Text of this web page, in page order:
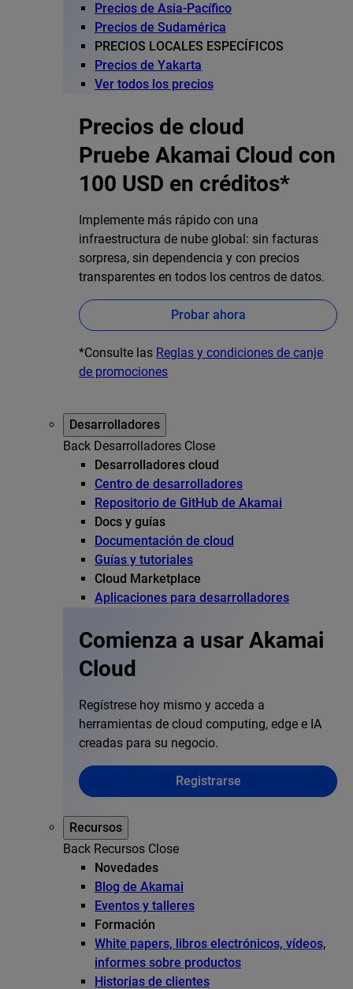
Precios de Asia-Pacífico
Precios de Sudamérica
PRECIOS LOCALES ESPECÍFICOS
Precios de Yakarta
Ver todos los precios
Precios de cloud
Pruebe Akamai Cloud con
100 USD en créditos*
Implemente más rápido con una
infraestructura de nube global: sin facturas
sorpresa, sin dependencia y con precios
transparentes en todos los centros de datos.
Probar ahora
*Consulte las Reglas y condiciones de canje
de promociones
Desarrolladores
Back Desarrolladores Close
Desarrolladores cloud
Centro de desarrolladores
Repositorio de GitHub de Akamai
Docs y guías
Documentación de cloud
Guías y tutoriales
Cloud Marketplace
Aplicaciones para desarrolladores
Comienza a usar Akamai
Cloud
Regístrese hoy mismo y acceda a
herramientas de cloud computing, edge e IA
creadas para su negocio.
Registrarse
Recursos
Back Recursos Close
Novedades
Blog de Akamai
Eventos y talleres
Formación
White papers, libros electrónicos, vídeos,
informes sobre productos
Historias de clientes